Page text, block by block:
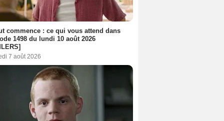
commence : ce qui vous attend dans
1498 du lundi 10 août 2026
7 août 2026